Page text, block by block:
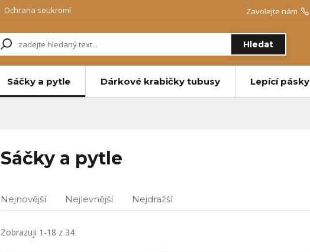
Ochrana soukromí
Hledat
Zavolejte nám
Sáčky a pytle Dárkové krabičky tubusy Lepící pásky
Sáčky a pytle
Nejnovější Nejlevnější Nejdražší
Zobrazuji 1-18 z 34